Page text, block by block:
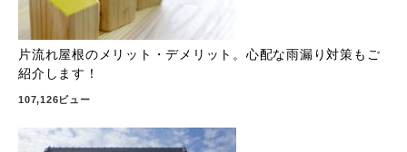
片流れ屋根のメリット・デメリット。心配な雨漏り対策もご
紹介します！
107,126ビュー